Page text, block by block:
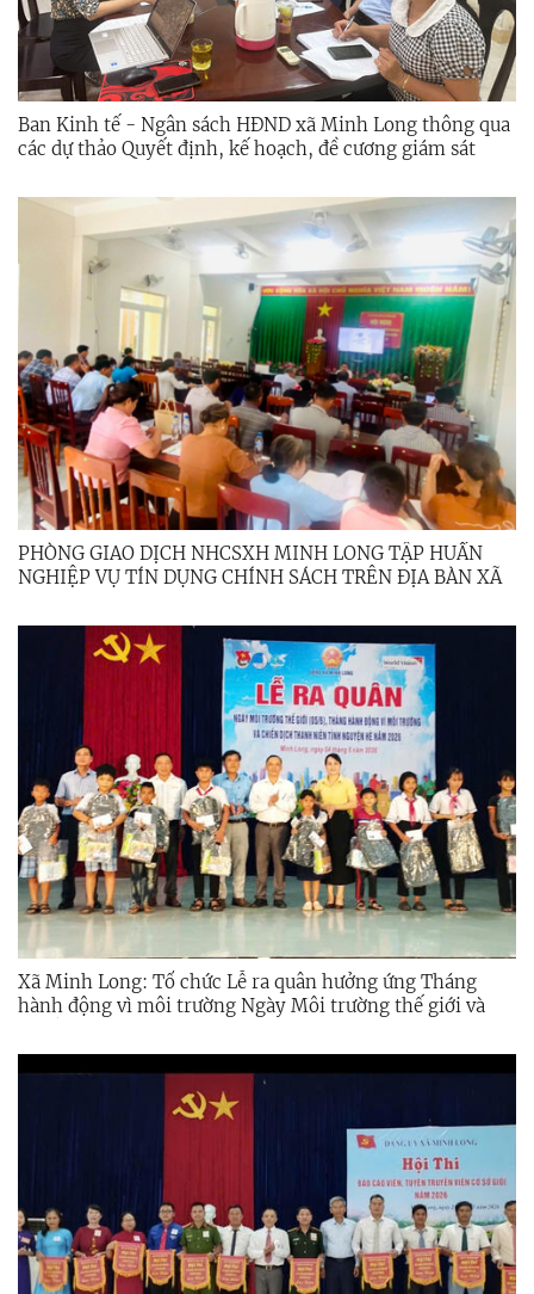
Ban Kinh tế - Ngân sách HĐND xã Minh Long thông qua
các dự thảo Quyết định, kế hoạch, đề cương giám sát
PHÒNG GIAO DỊCH NHCSXH MINH LONG TẬP HUẤN
NGHIỆP VỤ TÍN DỤNG CHÍNH SÁCH TRÊN ĐỊA BÀN XÃ
Xã Minh Long: Tổ chức Lễ ra quân hưởng ứng Tháng
hành động vì môi trường Ngày Môi trường thế giới và